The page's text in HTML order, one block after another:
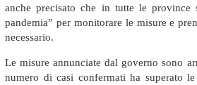
anche precisato che in tutte le
pandemia” per monitorare le misure e
necessario.
Le misure annunciate dal governo sono
numero di casi confermati ha superato